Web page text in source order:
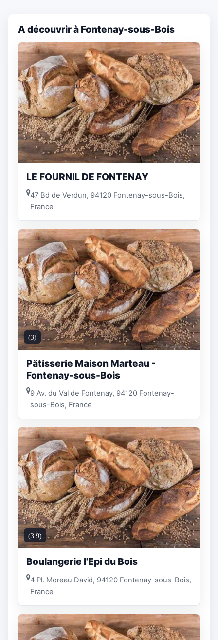
A découvrir à Fontenay-sous-Bois
LE FOURNIL DE FONTENAY
47 Bd de Verdun, 94120 Fontenay-sous-Bois,
France
(3)
Pâtisserie Maison Marteau -
Fontenay-sous-Bois
9 Av. du Val de Fontenay, 94120 Fontenay-
sous-Bois, France
(3.9)
Boulangerie l'Epi du Bois
4 Pl. Moreau David, 94120 Fontenay-sous-Bois,
France